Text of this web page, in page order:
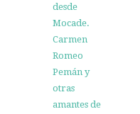
desde
Mocade.
Carmen
Romeo
Pemán y
otras
amantes de